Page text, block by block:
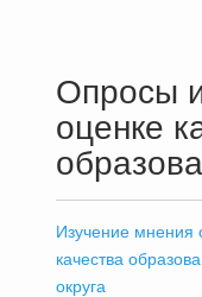
Опросы
оценке
Изучение мнения
качества
округа